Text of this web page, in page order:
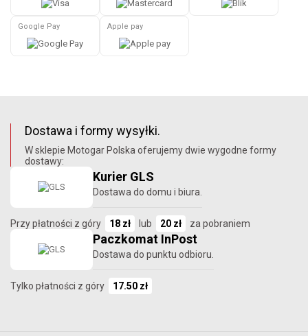
Google Pay Apple pay
Dostawa i formy wysyłki.
W sklepie Motogar Polska oferujemy dwie wygodne formy
dostawy:
Kurier GLS
Dostawa do domu i biura.
Przy płatności z góry 18 zł lub 20 zł za pobraniem
Paczkomat InPost
Dostawa do punktu odbioru.
Tylko płatności z góry 17.50 zł